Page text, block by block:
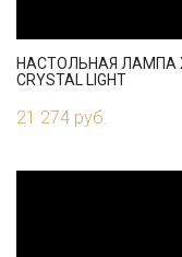
НАСТОЛЬНАЯ ЛАМПА
CRYSTAL LIGHT
21 274 руб.